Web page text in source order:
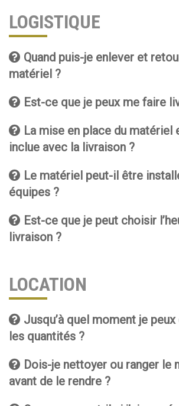
LOGISTIQUE
Quand puis-je enlever et
matériel ?
Est-ce que je peux me faire
La mise en place du matériel
inclue avec la livraison ?
Le matériel peut-il être
équipes ?
Est-ce que je peut choisir
livraison ?
LOCATION
Jusqu’à quel moment je peux
les quantités ?
Dois-je nettoyer ou ranger le
avant de le rendre ?